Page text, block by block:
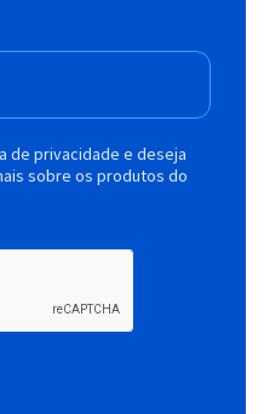
de privacidade e deseja
sobre os produtos do